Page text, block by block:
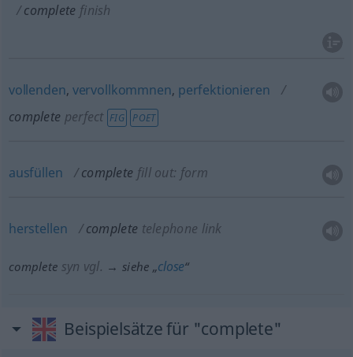
complete finish
vollenden, vervollkommnen, perfektionieren
complete perfect FIG POET
ausfüllen complete fill out: form
herstellen complete telephone link
complete syn vgl. → siehe „close“
Beispielsätze für "complete"